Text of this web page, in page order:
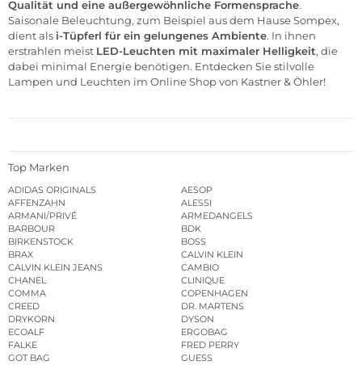
Qualität und eine außergewöhnliche Formensprache.
Saisonale Beleuchtung, zum Beispiel aus dem HauseSompex,
dient als i-Tüpferl für ein gelungenes Ambiente. In ihnen
erstrahlen meist LED-Leuchten mit maximaler Helligkeit, die
dabei minimal Energie benötigen. Entdecken Sie stilvolle
Lampen und Leuchten im Online Shopvon Kastner & Öhler!
Top Marken
ADIDAS ORIGINALS
AESOP
AFFENZAHN
ALESSI
ARMANI/PRIVÉ
ARMEDANGELS
BARBOUR
BDK
BIRKENSTOCK
BOSS
BRAX
CALVIN KLEIN
CALVIN KLEIN JEANS
CAMBIO
CHANEL
CLINIQUE
COMMA
COPENHAGEN
CREED
DR. MARTENS
DRYKORN
DYSON
ECOALF
ERGOBAG
FALKE
FRED PERRY
GOT BAG
GUESS